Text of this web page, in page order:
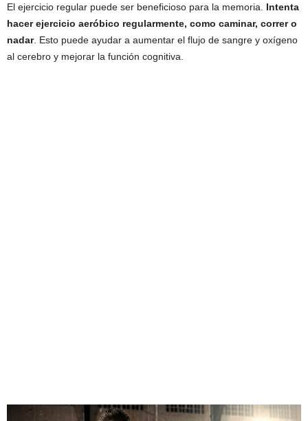
El ejercicio regular puede ser beneficioso para la memoria. Intenta
hacer ejercicio aeróbico regularmente, como caminar, correr o
nadar. Esto puede ayudar a aumentar el flujo de sangre y oxígeno
al cerebro y mejorar la función cognitiva.